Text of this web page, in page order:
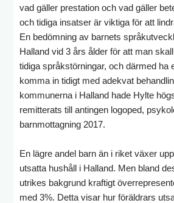
vad gäller prestation och vad gäller
och tidiga insatser är viktiga för att
En bedömning av barnets
Halland vid 3 års ålder för att man
tidiga språkstörningar, och därmed ha
komma in tidigt med adekvat
kommunerna i Halland hade Hylte
remitterats till antingen logoped,
barnmottagning 2017.
En lägre andel barn än i riket växer
utsatta hushåll i Halland. Men bland
utrikes bakgrund kraftigt
med 3%. Detta visar hur föräldrars